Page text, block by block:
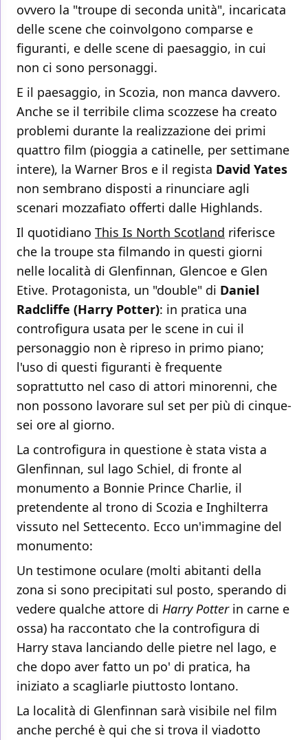
ovvero la "troupe di seconda unità", incaricata
delle scene che coinvolgono comparse e
figuranti, e delle scene di paesaggio, in cui
non ci sono personaggi.
E il paesaggio, in Scozia, non manca davvero.
Anche se il terribile clima scozzese ha creato
problemi durante la realizzazione dei primi
quattro film (pioggia a catinelle, per settimane
intere), la Warner Bros e il regista David Yates
non sembrano disposti a rinunciare agli
scenari mozzafiato offerti dalle Highlands.
Il quotidiano This Is North Scotland riferisce
che la troupe sta filmando in questi giorni
nelle località di Glenfinnan, Glencoe e Glen
Etive. Protagonista, un "double" di Daniel
Radcliffe (Harry Potter): in pratica una
controfigura usata per le scene in cui il
personaggio non è ripreso in primo piano;
l'uso di questi figuranti è frequente
soprattutto nel caso di attori minorenni, che
non possono lavorare sul set per più di cinque-
sei ore al giorno.
La controfigura in questione è stata vista a
Glenfinnan, sul lago Schiel, di fronte al
monumento a Bonnie Prince Charlie, il
pretendente al trono di Scozia e Inghilterra
vissuto nel Settecento. Ecco un'immagine del
monumento:
Un testimone oculare (molti abitanti della
zona si sono precipitati sul posto, sperando di
vedere qualche attore di Harry Potterin carne e
ossa) ha raccontato che la controfigura di
Harry stava lanciando delle pietre nel lago, e
che dopo aver fatto un po' di pratica, ha
iniziato a scagliarle piuttosto lontano.
La località di Glenfinnan sarà visibile nel film
anche perché è qui che si trova il viadotto